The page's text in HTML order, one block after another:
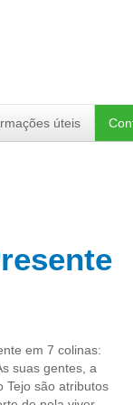
úteis
em 7 colinas:
suas gentes, a
Tejo são atributos